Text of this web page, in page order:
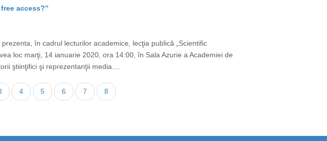
access?”
în cadrul lecturilor academice, lecţia publică „Scientific
loc marţi, 14 ianuarie 2020, ora 14:00, în Sala Azurie a Academiei de
ştiinţifici şi reprezentanţii media....
Page
4 Page
5 Page
6 Page
7
Current
page
8